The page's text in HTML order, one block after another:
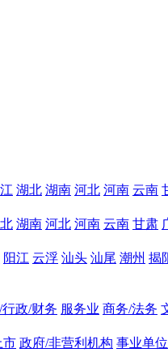
湖北 湖南 河北 河南 云南
湖南 河北 河南 云南 甘肃
阳江 云浮 汕头 汕尾 潮州 揭
行政/财务 服务业 商务/法务
市 政府/非营利机构 事业单位